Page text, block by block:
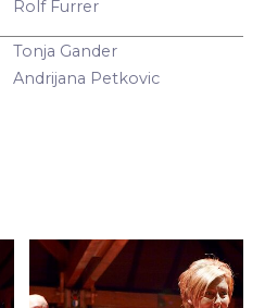
Rolf Furrer
Tonja Gander
Andrijana Petkovic